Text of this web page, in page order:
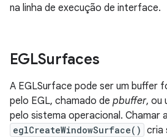
na linha de execução de interface.
EGLSurfaces
A EGLSurface pode ser um buffer
pelo EGL, chamado de pbuffer, ou
pelo sistema operacional. Chamar
eglCreateWindowSurface() cria